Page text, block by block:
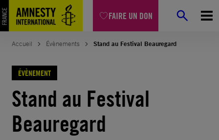
FAIRE UN DON
Accueil Évènements Stand au Festival Beauregard
ÉVÈNEMENT
Stand au Festival
Beauregard